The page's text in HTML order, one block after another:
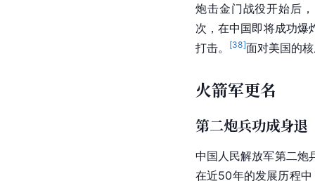
炮击金门战役开始后
次，在中国即将成功爆
打击。
[38]面对美国的
火箭军更名
第二炮兵功成身退
中国人民解放军第二炮
在近50年的发展历程